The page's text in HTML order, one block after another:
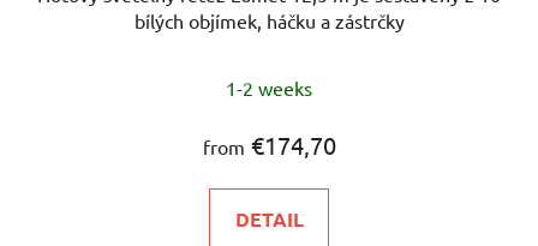
bílých objímek, háčku a zástrčky
1-2 weeks
from €174,70
DETAIL